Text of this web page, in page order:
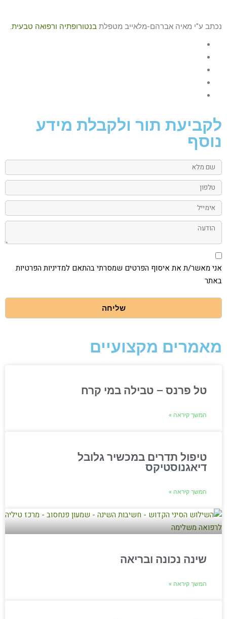
לקביעת תור ולקבלת מידע
נוסף
שם
מלא
טלפון
אימייל
הודעה
אני
מאשר/ת
את
הפרטים
בהתאם
באתר
אני מאשר/ת את איסוף הפרטים שמסרתי בהתאם למדיניות הפרטיות
באתר
שליחה
מאמרים מקצועיים
טל פרנס – טבילה במי קרח
המשך קיראה »
טיפול תדרים במכשיר גלובל
דיאגנוסטיקס
המשך קיראה »
שינה נכונה ובריאה
המשך קיראה »
נכתב ע"י מאיה אברהם-מלאייב מטפלת בנטורופתיה ורפואה טבעית.